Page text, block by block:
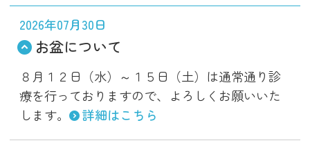
2026年07月30日
お盆について
８月１２日（水）～１５日（土）は通常通り診
療を行っておりますので、よろしくお願いいた
します。
詳細はこちら